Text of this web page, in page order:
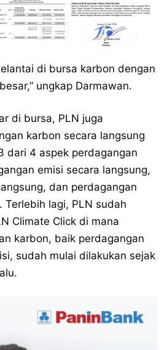
di bursa karbon dengan
ungkap Darmawan.
di bursa, PLN juga
karbon secara langsung
dari 4 aspek perdagangan
emisi secara langsung,
dan perdagangan
lagi, PLN sudah
Climate Click di mana
karbon, baik perdagangan
sudah mulai dilakukan sejak